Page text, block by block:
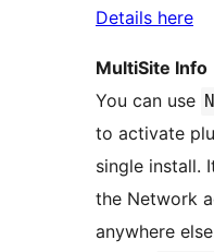
Details here
MultiSite Info
You can use
to activate
single install.
the Network
anywhere